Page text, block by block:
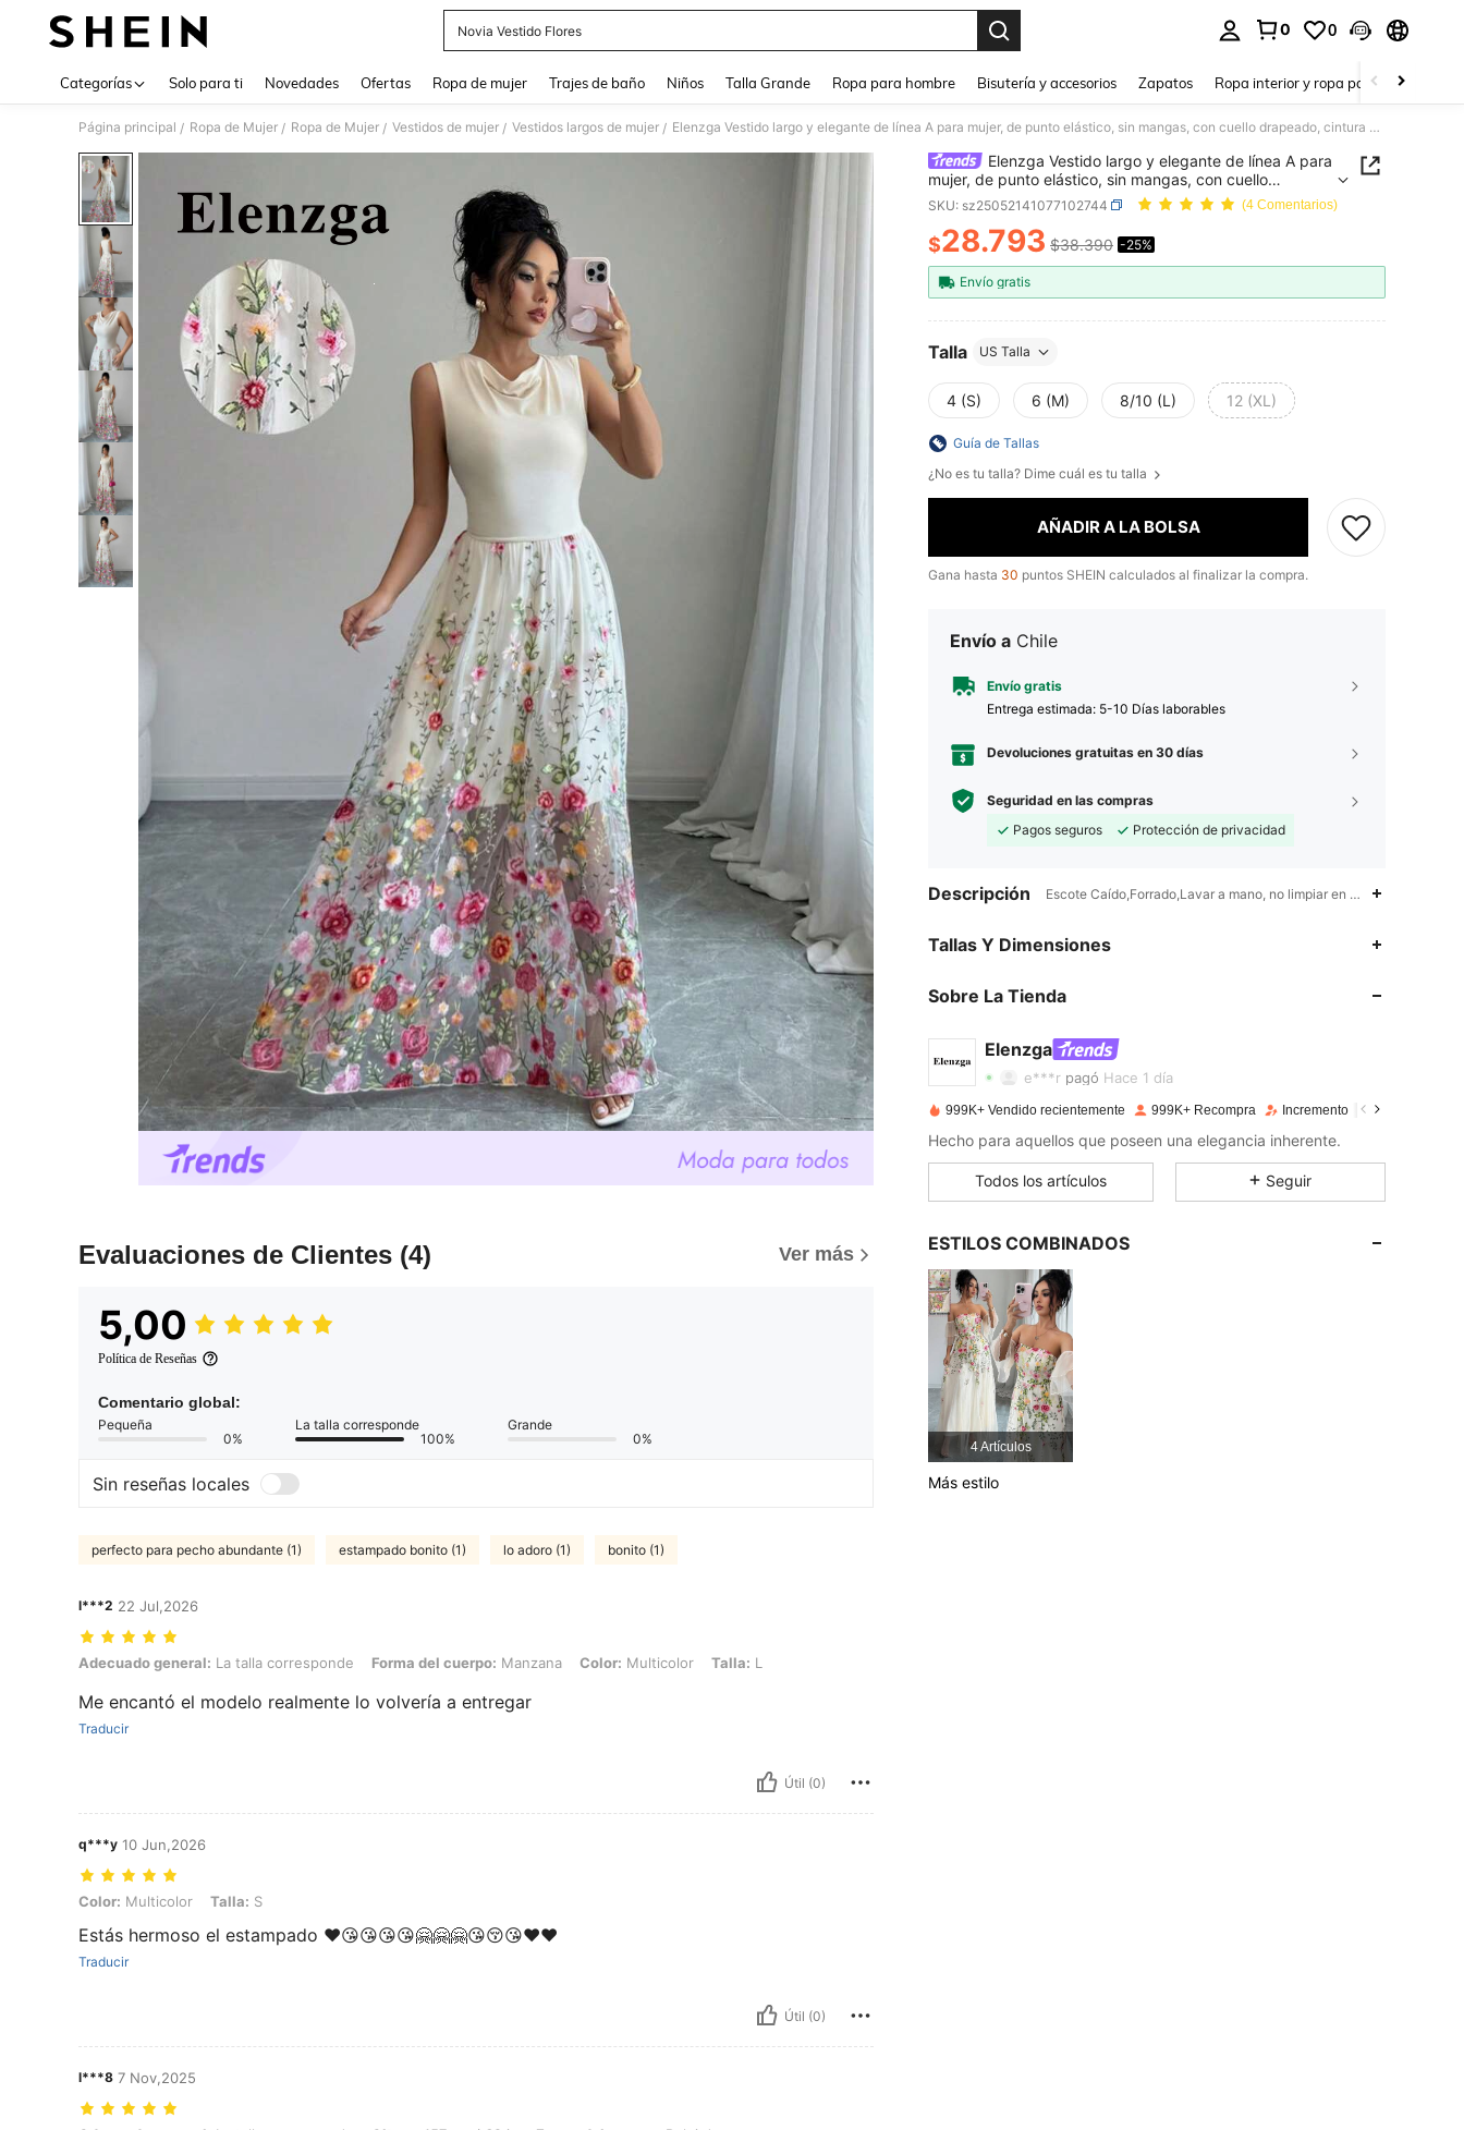
Novia Vestido Flores
0 0
Categorías Solo para ti Novedades Ofertas Ropa de mujer Trajes de baño Niños Talla Grande Ropa para hombre Bisutería y accesorios Zapatos Ropa interior y ropa para dormir
Página principal / Ropa de Mujer / Ropa de Mujer / Vestidos de mujer / Vestidos largos de mujer / Elenzga Vestido largo y elegante de línea A para mujer, de punto elástico, sin mangas, con cuello drapeado, cintura marcada, parches de encaje bordado y malla, para uso casual en verano
Evaluaciones de Clientes (4) Ver más
5,00
Política de Reseñas
Comentario global:
Pequeña
0%
La talla corresponde
100%
Grande
0%
Sin reseñas locales
perfecto para pecho abundante (1) estampado bonito (1) lo adoro (1) bonito (1)
l***2 22 Jul,2026
Adecuado general: La talla corresponde, Forma del cuerpo: Manzana, Color: Multicolor, Talla: L
Adecuado general: La talla corresponde Forma del cuerpo: Manzana Color: Multicolor Talla: L
Me encantó el modelo realmente lo volvería a entregar
Traducir
Útil (0)
q***y 10 Jun,2026
Color: Multicolor, Talla: S
Color: Multicolor Talla: S
Estás hermoso el estampado ❤️😘😘😘😘🤗🤗🤗😘😚😘❤️❤️
Traducir
Útil (0)
l***8 7 Nov,2025
Elenzga Vestido largo y elegante de línea A para
mujer, de punto elástico, sin mangas, con cuello
drapeado, cintura marcada, parches de encaje bordado
y malla, para uso casual en verano
SKU: sz25052141077102744 (4 Comentarios)
PRICE AND AVAILABILITY
$28.793 $38.390 -25%
Envío gratis
Talla US Talla
4 (S) 6 (M) 8/10 (L) 12 (XL)
Guía de Tallas
¿No es tu talla? Dime cuál es tu talla
AÑADIR A LA BOLSA
Gana hasta 30 puntos SHEIN calculados al finalizar la compra.
Envío a Chile
Envío gratis
Entrega estimada: 5-10 Días laborables
Devoluciones gratuitas en 30 días
Seguridad en las compras
Pagos seguros
Protección de privacidad
Descripción Escote Caído,Forrado,Lavar a mano, no limpiar en seco
Tallas Y Dimensiones
Sobre La Tienda
Elenzga
4,89
4,89 14K
e***r pagó Hace 1 día
4,89
4,89
4,89
4,89
999K+ Vendido recientemente 999K+ Recompra Incremento de seguidores de
Hecho para aquellos que poseen una elegancia inherente.
Todos los artículos Seguir
ESTILOS COMBINADOS
4 Artículos
Más estilo